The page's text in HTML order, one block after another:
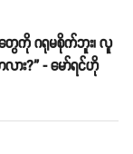
ကို ဂရုမစိုက်ဘူး၊ လူ
ား?” - မော်ရင်ဟို